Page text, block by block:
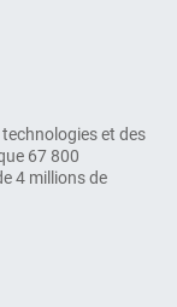
et des
67 800
4 millions de